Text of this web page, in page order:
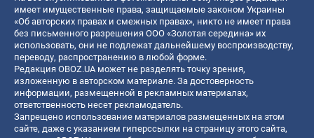
имеет имущественные права, защищаемые законом Украины
«Об авторских правах и смежных правах», никто не имеет права
без письменного разрешения ООО «Золотая середина» их
использовать, они не подлежат дальнейшему воспроизводству,
переводу, распространению в любой форме.
Редакция OBOZ.UA может не разделять точку зрения,
изложенную в авторском материале. За достоверность
информации, размещенной в рекламных материалах,
ответственность несет рекламодатель.
Запрещено использование материалов размещенных на этом
сайте, даже с указанием гиперссылки на страницу этого сайта,